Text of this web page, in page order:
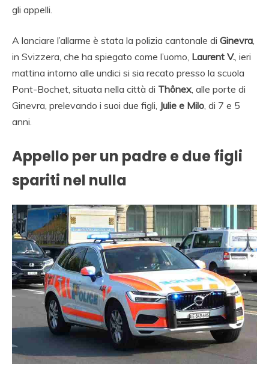
gli appelli.
A lanciare l’allarme è stata la polizia cantonale di Ginevra
in Svizzera, che ha spiegato come l’uomo, Laurent V. , ieri
mattina intorno alle undici si sia recato presso la scuola
Pont-Bochet, situata nella città di Thônex , alle porte di
Ginevra, prelevando i suoi due figli, Julie e Milo , di 7 e 5
anni.
Appello per un padre e due figli
spariti nel nulla